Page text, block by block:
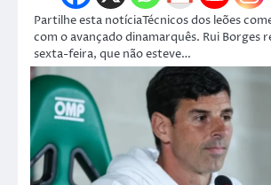
Partilhe esta notíciaTécnicos dos leões
com o avançado dinamarquês. Rui Borges
sexta-feira, que não esteve…